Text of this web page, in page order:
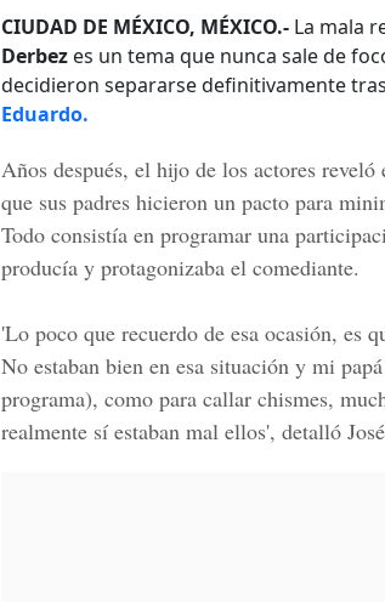
CIUDAD DE MÉXICO, MÉXICO.- La mala
Derbez es un tema que nunca sale de
decidieron separarse definitivamente
Eduardo.
Años después, el hijo de los actores
que sus padres hicieron un pacto para
Todo consistía en programar una
producía y protagonizaba el comediante.
'Lo poco que recuerdo de esa ocasión, es
No estaban bien en esa situación y mi
programa), como para callar chismes,
realmente sí estaban mal ellos', detalló